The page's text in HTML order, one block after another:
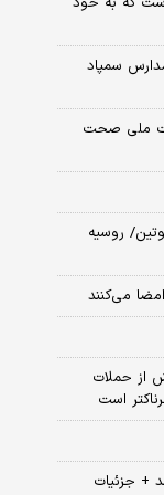
سمپاد
ملی صحت
روسیه
از حملات
است
+ جزئیات